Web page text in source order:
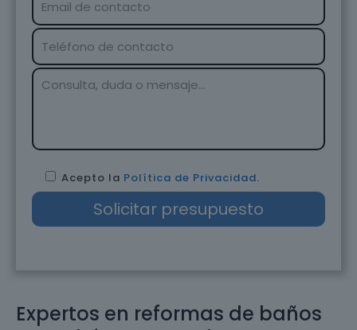
Expertos en reformas de baños
Acepto la Política de Privacidad.